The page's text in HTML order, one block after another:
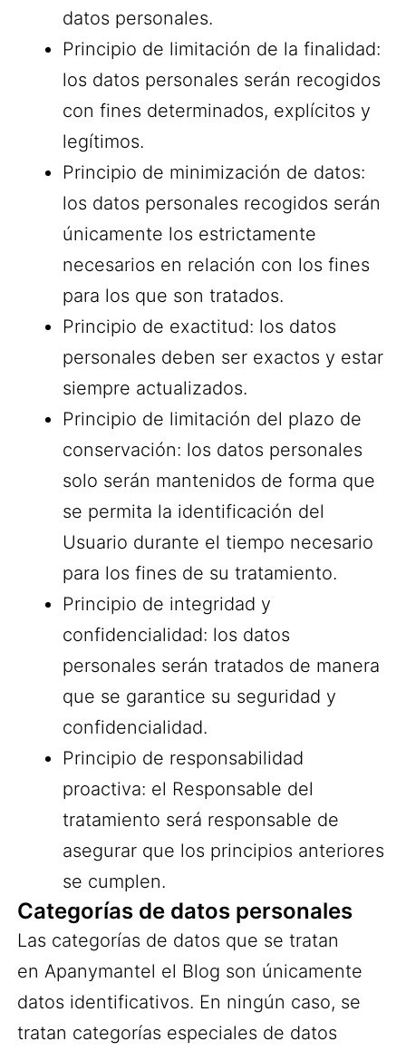
datos personales.
Principio de limitación de la finalidad:
los datos personales serán recogidos
con fines determinados, explícitos y
legítimos.
Principio de minimización de datos:
los datos personales recogidos serán
únicamente los estrictamente
necesarios en relación con los fines
para los que son tratados.
Principio de exactitud: los datos
personales deben ser exactos y estar
siempre actualizados.
Principio de limitación del plazo de
conservación: los datos personales
solo serán mantenidos de forma que
se permita la identificación del
Usuario durante el tiempo necesario
para los fines de su tratamiento.
Principio de integridad y
confidencialidad: los datos
personales serán tratados de manera
que se garantice su seguridad y
confidencialidad.
Principio de responsabilidad
proactiva: el Responsable del
tratamiento será responsable de
asegurar que los principios anteriores
se cumplen.
Categorías de datos personales
Las categorías de datos que se tratan
en Apanymantel el Blog son únicamente
datos identificativos. En ningún caso, se
tratan categorías especiales de datos